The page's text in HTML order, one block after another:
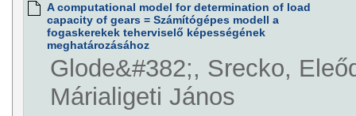
A computational model for determination of load
capacity of gears = Számítógépes modell a
fogaskerekek teherviselő képességének
meghatározásához
Glode&#382;, Srecko,
Márialigeti János